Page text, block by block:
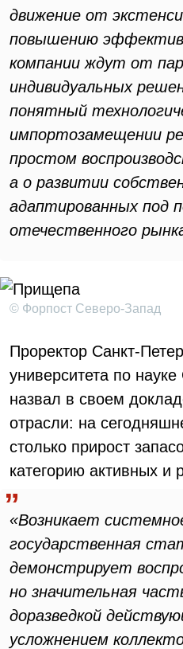
движение от
повышению
компании ждут от
индивидуальных
понятный
импортозамещении
простом
а о развитии
адаптированных под
отечественного
© Форпост Северо-Запад
Проректор Санкт-
университета по
назвал в своем
отрасли: на
столько прирост
категорию активных и
«Возникает
государственная
демонстрирует
но значительная
доразведкой
усложнением